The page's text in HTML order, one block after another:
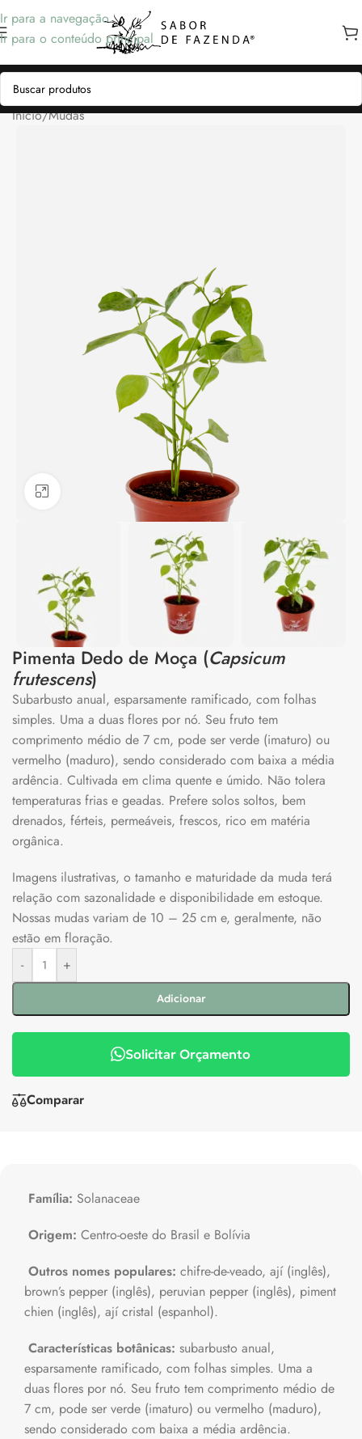
Ir para a navegação
Ir para o conteúdo principal
Início/Mudas
Clique para ampliar
Pimenta Dedo de Moça (Capsicum
frutescens)
Subarbusto anual, esparsamente ramificado, com folhas
simples. Uma a duas flores por nó. Seu fruto tem
comprimento médio de 7 cm, pode ser verde (imaturo) ou
vermelho (maduro), sendo considerado com baixa a média
ardência. Cultivada em clima quente e úmido. Não tolera
temperaturas frias e geadas. Prefere solos soltos, bem
drenados, férteis, permeáveis, frescos, rico em matéria
orgânica.
Imagens ilustrativas, o tamanho e maturidade da muda terá
relação com sazonalidade e disponibilidade em estoque.
Nossas mudas variam de 10 – 25 cm e, geralmente, não
estão em floração.
-
+
Adicionar
Solicitar Orçamento
Comparar
Família: Solanaceae
Origem: Centro-oeste do Brasil e Bolívia
Outros nomes populares: chifre-de-veado, ají (inglês),
brown’s pepper (inglês), peruvian pepper (inglês), piment
chien (inglês), ají cristal (espanhol).
Características botânicas: subarbusto anual,
esparsamente ramificado, com folhas simples. Uma a
duas flores por nó. Seu fruto tem comprimento médio de
7 cm, pode ser verde (imaturo) ou vermelho (maduro),
sendo considerado com baixa a média ardência.